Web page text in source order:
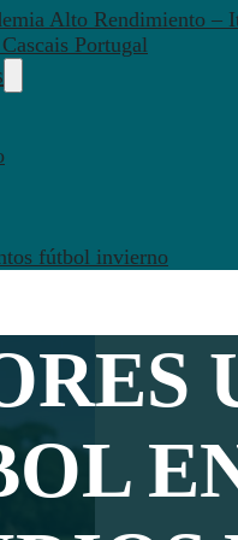
Alto Rendimiento –
Portugal
fútbol invierno